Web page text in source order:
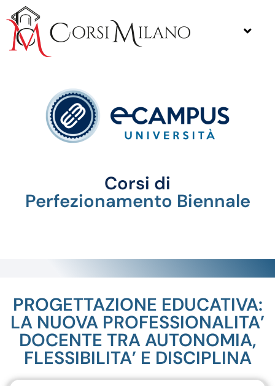
Corsi di
Perfezionamento Biennale
PROGETTAZIONE EDUCATIVA:
LA NUOVA PROFESSIONALITA’
DOCENTE TRA AUTONOMIA,
FLESSIBILITA’ E DISCIPLINA